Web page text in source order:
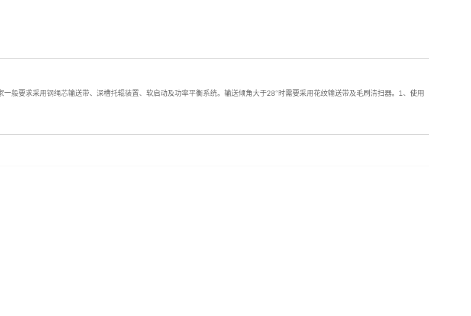
般要求采用钢绳芯输送带、深槽托辊装置、软启动及功率平衡系统。输送倾角大于28°时需要采用花纹输送带及毛刷清扫器。1、使用